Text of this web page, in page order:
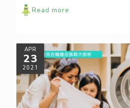
品的主因。
Read more
APR
23
2021